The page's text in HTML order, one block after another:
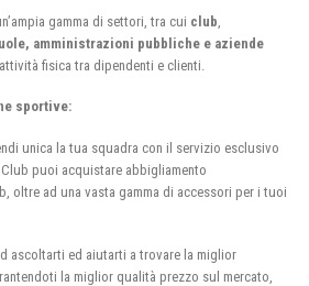
gamma di settori, tra cui club
amministrazioni pubbliche e aziende
fisica tra dipendenti e clienti.
sportive:
unica la tua squadra con il servizio esclusivo
puoi acquistare abbigliamento
oltre ad una vasta gamma di accessori per i tuoi
ascoltarti ed aiutarti a trovare la miglior
la miglior qualità prezzo sul mercato,